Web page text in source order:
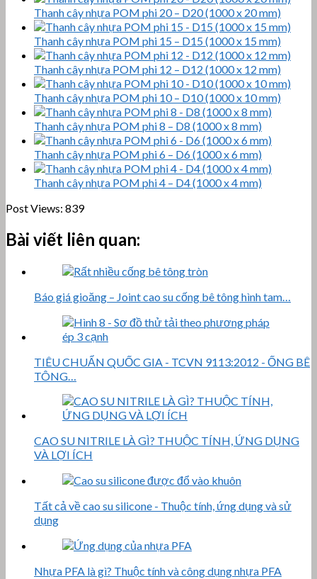
Thanh cây nhựa POM phi 20 – D20 (1000 x 20 mm)
Thanh cây nhựa POM phi 15 – D15 (1000 x 15 mm)
Thanh cây nhựa POM phi 12 – D12 (1000 x 12 mm)
Thanh cây nhựa POM phi 10 – D10 (1000 x 10 mm)
Thanh cây nhựa POM phi 8 – D8 (1000 x 8 mm)
Thanh cây nhựa POM phi 6 – D6 (1000 x 6 mm)
Thanh cây nhựa POM phi 4 – D4 (1000 x 4 mm)
Post Views: 839
Bài viết liên quan:
Báo giá gioăng – Joint cao su cống bê tông hình tam…
TIÊU CHUẨN QUỐC GIA - TCVN 9113:2012 - ỐNG BÊ
TÔNG…
CAO SU NITRILE LÀ GÌ? THUỘC TÍNH, ỨNG DỤNG
VÀ LỢI ÍCH
Tất cả về cao su silicone - Thuộc tính, ứng dụng và sử
dụng
Nhựa PFA là gì? Thuộc tính và công dụng nhựa PFA